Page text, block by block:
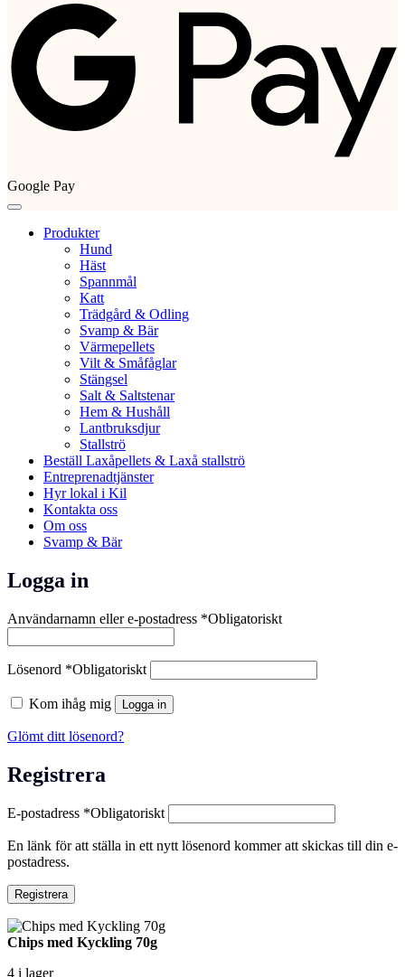
Google Pay
Produkter
Hund
Häst
Spannmål
Katt
Trädgård & Odling
Svamp & Bär
Värmepellets
Vilt & Småfåglar
Stängsel
Salt & Saltstenar
Hem & Hushåll
Lantbruksdjur
Stallströ
Beställ Laxåpellets & Laxå stallströ
Entreprenadtjänster
Hyr lokal i Kil
Kontakta oss
Om oss
Svamp & Bär
Logga in
Användarnamn eller e-postadress *Obligatoriskt
Lösenord *Obligatoriskt
Kom ihåg mig Logga in
Glömt ditt lösenord?
Registrera
E-postadress *Obligatoriskt
En länk för att ställa in ett nytt lösenord kommer att skickas till din e-
postadress.
Registrera
Chips med Kyckling 70g
4 i lager